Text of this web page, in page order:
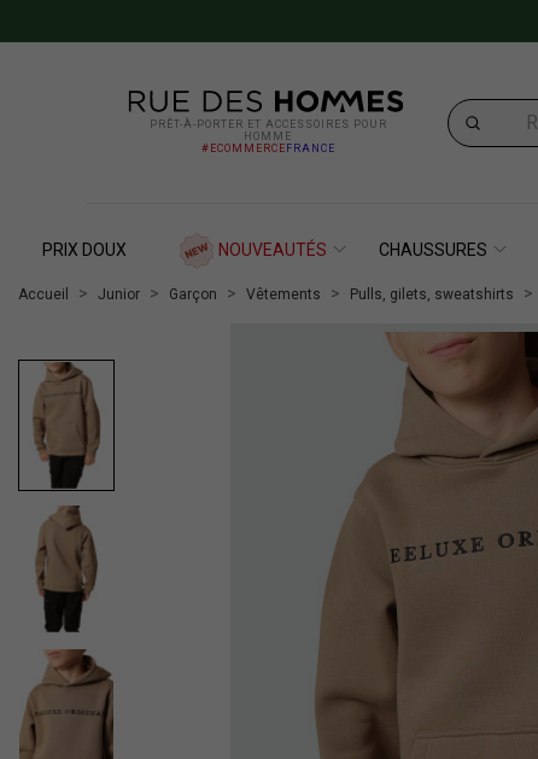
PRÊT-À-PORTER ET ACCESSOIRES POUR
HOMME
#ECOMMERCE FRANCE
PRIX DOUX NOUVEAUTÉS CHAUSSURES
Accueil Junior Garçon Vêtements Pulls, gilets, sweatshirts